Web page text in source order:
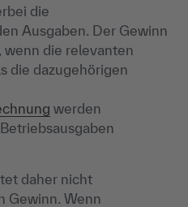
die
Ausgaben. Der Gewinn
wenn die relevanten
die dazugehörigen
werden
daher nicht
Gewinn. Wenn